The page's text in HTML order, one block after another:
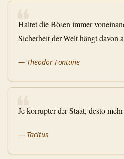
❝
Haltet die Bösen immer
Sicherheit der Welt hängt davon
— Theodor Fontane
❝
Je korrupter der Staat, desto
— Tacitus